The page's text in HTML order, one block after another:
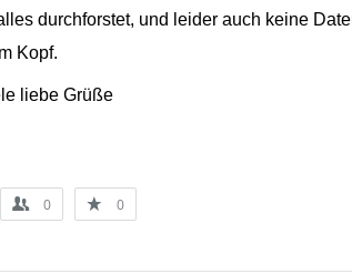
durchforstet, und leider auch keine
Kopf.
liebe Grüße
0 0